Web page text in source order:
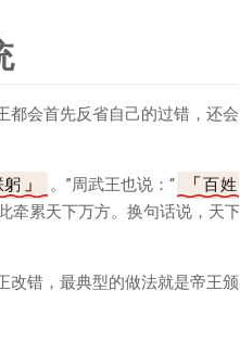
都会首先反省自己的过错，还会
躬 。”周武王也说：“
百姓
牵累天下万方。换句话说，天下
改错，最典型的做法就是帝王颁